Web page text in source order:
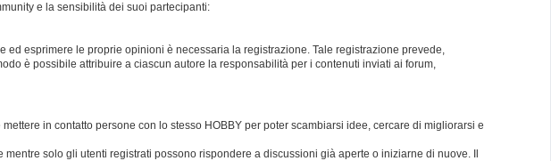
e la sensibilità dei suoi partecipanti:
ed esprimere le proprie opinioni è necessaria la registrazione. Tale registrazione prevede,
è possibile attribuire a ciascun autore la responsabilità per i contenuti inviati ai forum,
in contatto persone con lo stesso HOBBY per poter scambiarsi idee, cercare di migliorarsi e
solo gli utenti registrati possono rispondere a discussioni già aperte o iniziarne di nuove. Il